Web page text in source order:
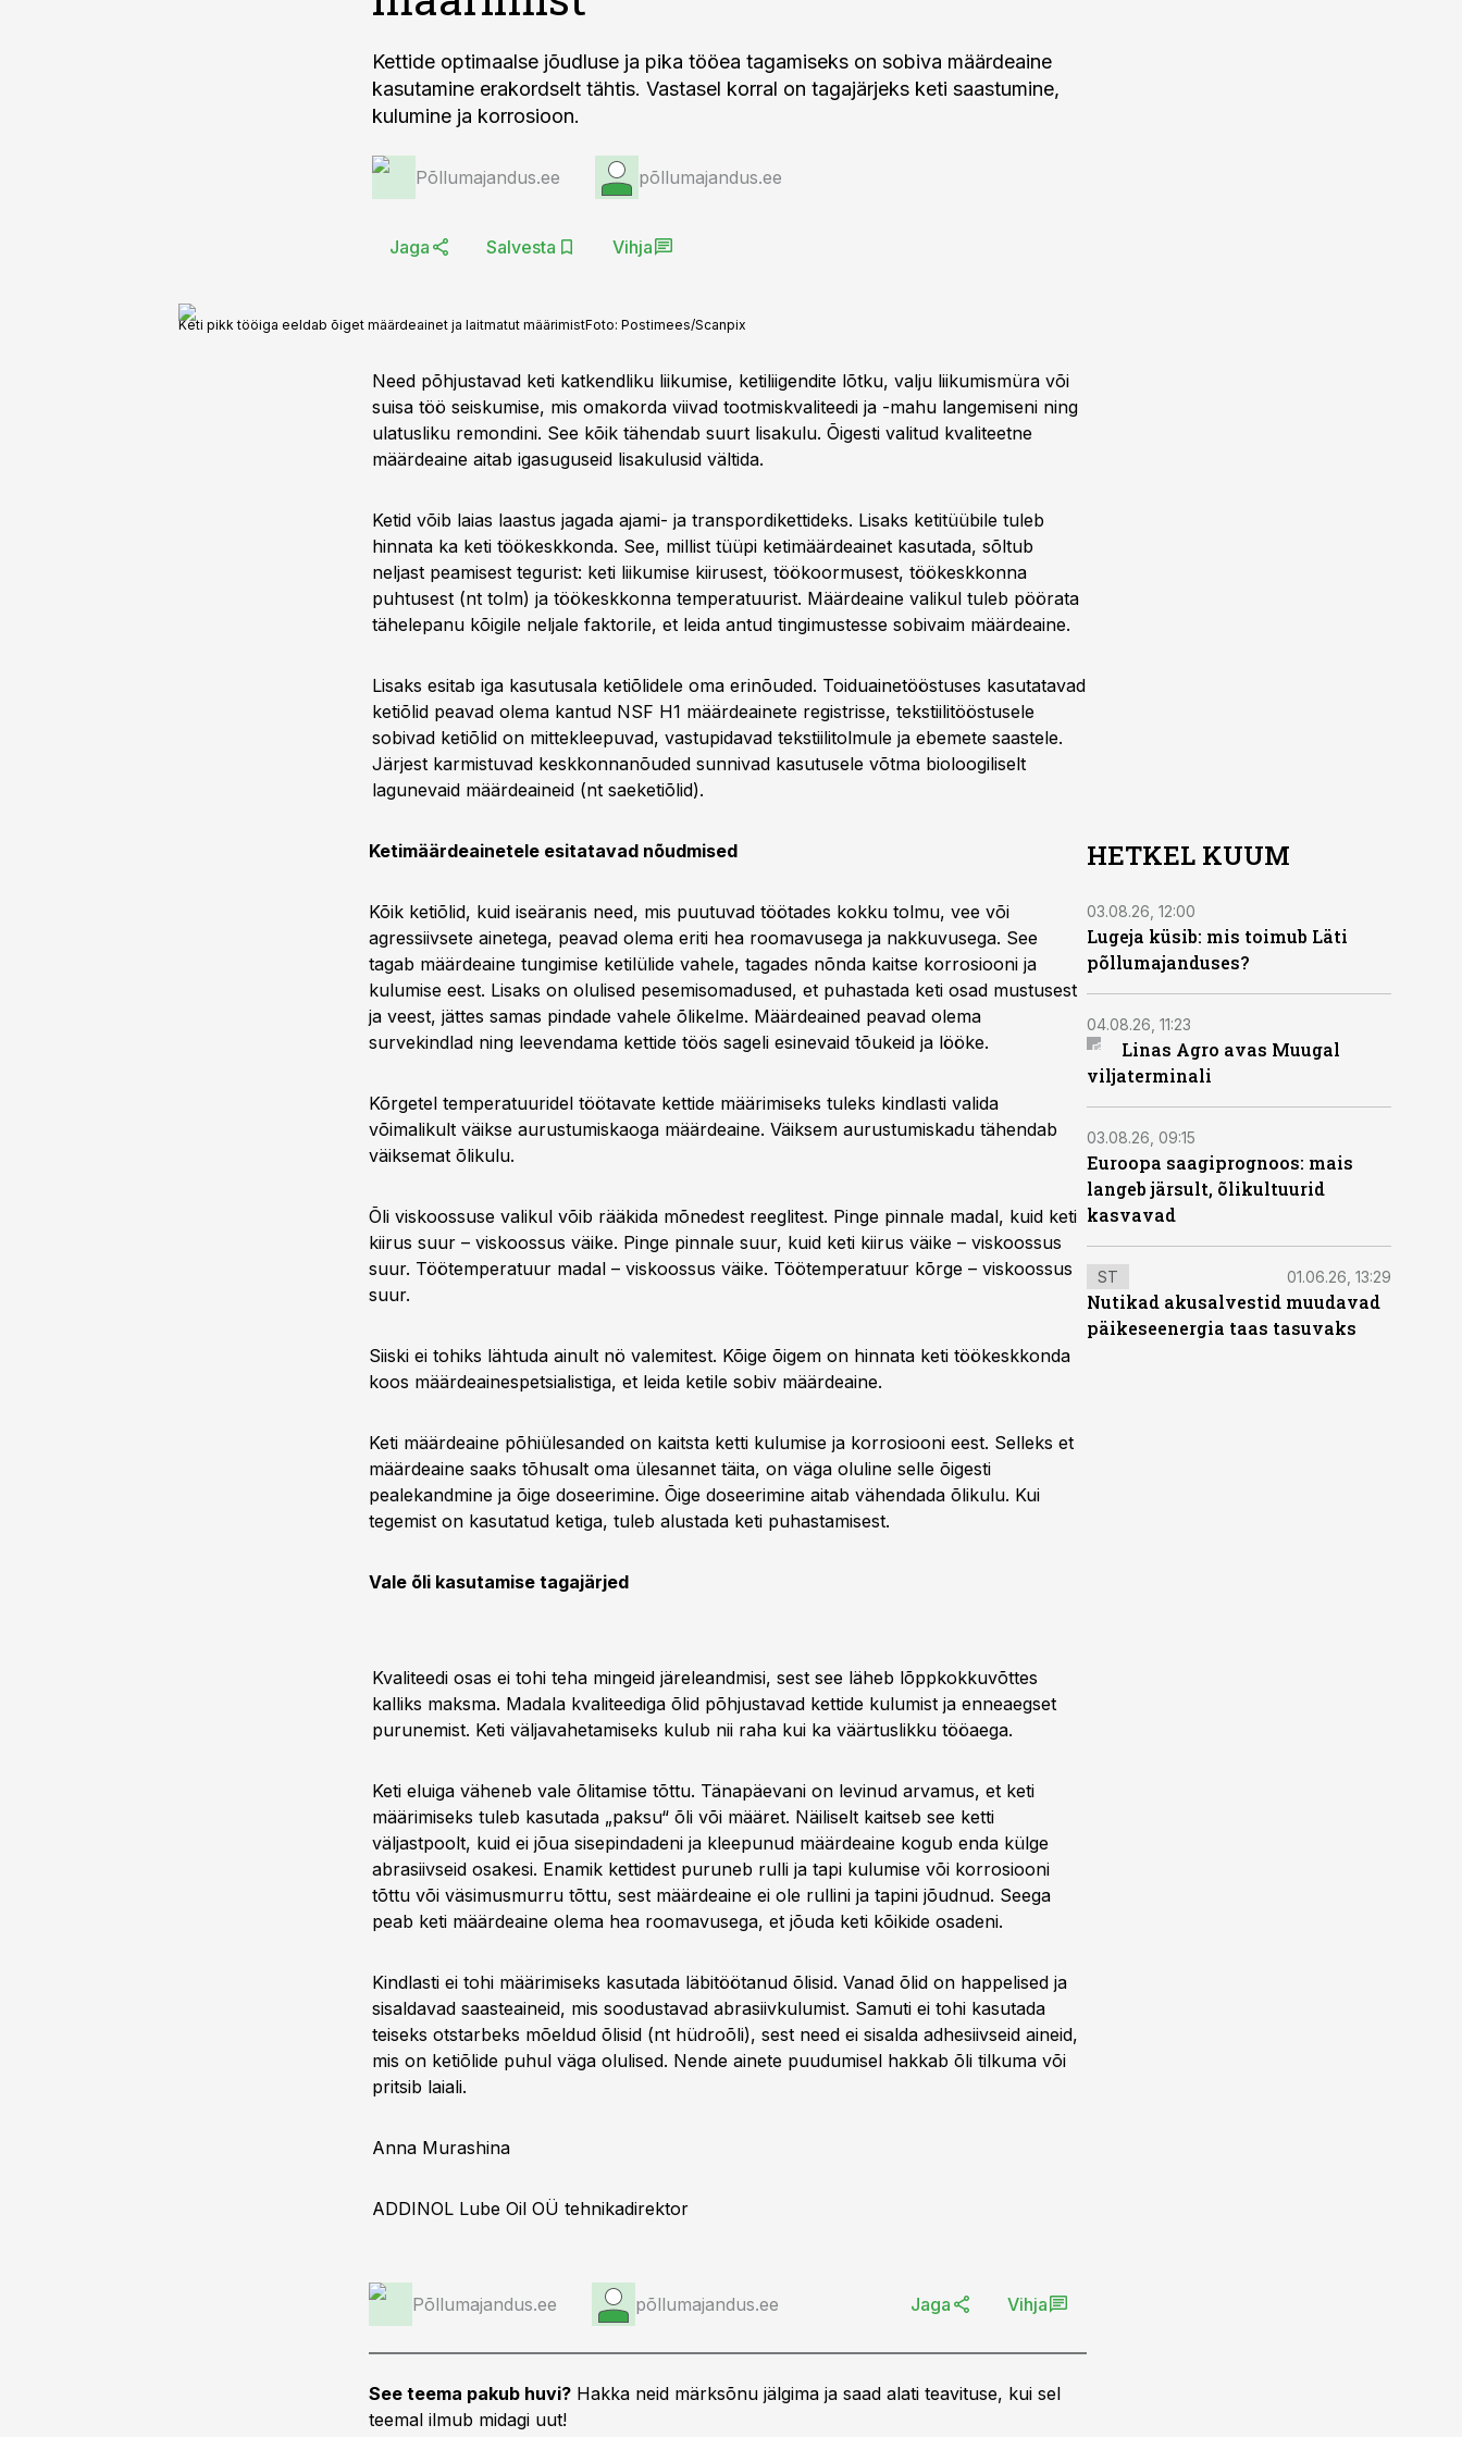
Kettide optimaalse jõudluse ja pika tööea tagamiseks on sobiva määrdeaine
kasutamine erakordselt tähtis. Vastasel korral on tagajärjeks keti saastumine,
kulumine ja korrosioon.
Põllumajandus.ee põllumajandus.ee
Jaga Salvesta Vihja
Keti pikk tööiga eeldab õiget määrdeainet ja laitmatut määrimistFoto: Postimees/Scanpix
Need põhjustavad keti katkendliku liikumise, ketiliigendite lõtku, valju liikumismüra või
suisa töö seiskumise, mis omakorda viivad tootmiskvaliteedi ja -mahu langemiseni ning
ulatusliku remondini. See kõik tähendab suurt lisakulu. Õigesti valitud kvaliteetne
määrdeaine aitab igasuguseid lisakulusid vältida.
Ketid võib laias laastus jagada ajami- ja transpordikettideks. Lisaks ketitüübile tuleb
hinnata ka keti töökeskkonda. See, millist tüüpi ketimäärdeainet kasutada, sõltub
neljast peamisest tegurist: keti liikumise kiirusest, töökoormusest, töökeskkonna
puhtusest (nt tolm) ja töökeskkonna temperatuurist. Määrdeaine valikul tuleb pöörata
tähelepanu kõigile neljale faktorile, et leida antud tingimustesse sobivaim määrdeaine.
Lisaks esitab iga kasutusala ketiõlidele oma erinõuded. Toiduainetööstuses kasutatavad
ketiõlid peavad olema kantud NSF H1 määrdeainete registrisse, tekstiilitööstusele
sobivad ketiõlid on mittekleepuvad, vastupidavad tekstiilitolmule ja ebemete saastele.
Järjest karmistuvad keskkonnanõuded sunnivad kasutusele võtma bioloogiliselt
lagunevaid määrdeaineid (nt saeketiõlid).
Ketimäärdeainetele esitatavad nõudmised
Kõik ketiõlid, kuid iseäranis need, mis puutuvad töötades kokku tolmu, vee või
agressiivsete ainetega, peavad olema eriti hea roomavusega ja nakkuvusega. See
tagab määrdeaine tungimise ketilülide vahele, tagades nõnda kaitse korrosiooni ja
kulumise eest. Lisaks on olulised pesemisomadused, et puhastada keti osad mustusest
ja veest, jättes samas pindade vahele õlikelme. Määrdeained peavad olema
survekindlad ning leevendama kettide töös sageli esinevaid tõukeid ja lööke.
Kõrgetel temperatuuridel töötavate kettide määrimiseks tuleks kindlasti valida
võimalikult väikse aurustumiskaoga määrdeaine. Väiksem aurustumiskadu tähendab
väiksemat õlikulu.
Õli viskoossuse valikul võib rääkida mõnedest reeglitest. Pinge pinnale madal, kuid keti
kiirus suur – viskoossus väike. Pinge pinnale suur, kuid keti kiirus väike – viskoossus
suur. Töötemperatuur madal – viskoossus väike. Töötemperatuur kõrge – viskoossus
suur.
Siiski ei tohiks lähtuda ainult nö valemitest. Kõige õigem on hinnata keti töökeskkonda
koos määrdeainespetsialistiga, et leida ketile sobiv määrdeaine.
Keti määrdeaine põhiülesanded on kaitsta ketti kulumise ja korrosiooni eest. Selleks et
määrdeaine saaks tõhusalt oma ülesannet täita, on väga oluline selle õigesti
pealekandmine ja õige doseerimine. Õige doseerimine aitab vähendada õlikulu. Kui
tegemist on kasutatud ketiga, tuleb alustada keti puhastamisest.
Vale õli kasutamise tagajärjed
HETKEL KUUM
03.08.26, 12:00
Lugeja küsib: mis toimub Läti
põllumajanduses?
04.08.26, 11:23
Linas Agro avas Muugal
viljaterminali
03.08.26, 09:15
Euroopa saagiprognoos: mais
langeb järsult, õlikultuurid
kasvavad
ST 01.06.26, 13:29
Nutikad akusalvestid muudavad
päikeseenergia taas tasuvaks
Kvaliteedi osas ei tohi teha mingeid järeleandmisi, sest see läheb lõppkokkuvõttes
kalliks maksma. Madala kvaliteediga õlid põhjustavad kettide kulumist ja enneaegset
purunemist. Keti väljavahetamiseks kulub nii raha kui ka väärtuslikku tööaega.
Keti eluiga väheneb vale õlitamise tõttu. Tänapäevani on levinud arvamus, et keti
määrimiseks tuleb kasutada „paksu“ õli või määret. Näiliselt kaitseb see ketti
väljastpoolt, kuid ei jõua sisepindadeni ja kleepunud määrdeaine kogub enda külge
abrasiivseid osakesi. Enamik kettidest puruneb rulli ja tapi kulumise või korrosiooni
tõttu või väsimusmurru tõttu, sest määrdeaine ei ole rullini ja tapini jõudnud. Seega
peab keti määrdeaine olema hea roomavusega, et jõuda keti kõikide osadeni.
Kindlasti ei tohi määrimiseks kasutada läbitöötanud õlisid. Vanad õlid on happelised ja
sisaldavad saasteaineid, mis soodustavad abrasiivkulumist. Samuti ei tohi kasutada
teiseks otstarbeks mõeldud õlisid (nt hüdroõli), sest need ei sisalda adhesiivseid aineid,
mis on ketiõlide puhul väga olulised. Nende ainete puudumisel hakkab õli tilkuma või
pritsib laiali.
Anna Murashina
ADDINOL Lube Oil OÜ tehnikadirektor
Põllumajandus.ee põllumajandus.ee Jaga Vihja
See teema pakub huvi? Hakka neid märksõnu jälgima ja saad alati teavituse, kui sel
teemal ilmub midagi uut!